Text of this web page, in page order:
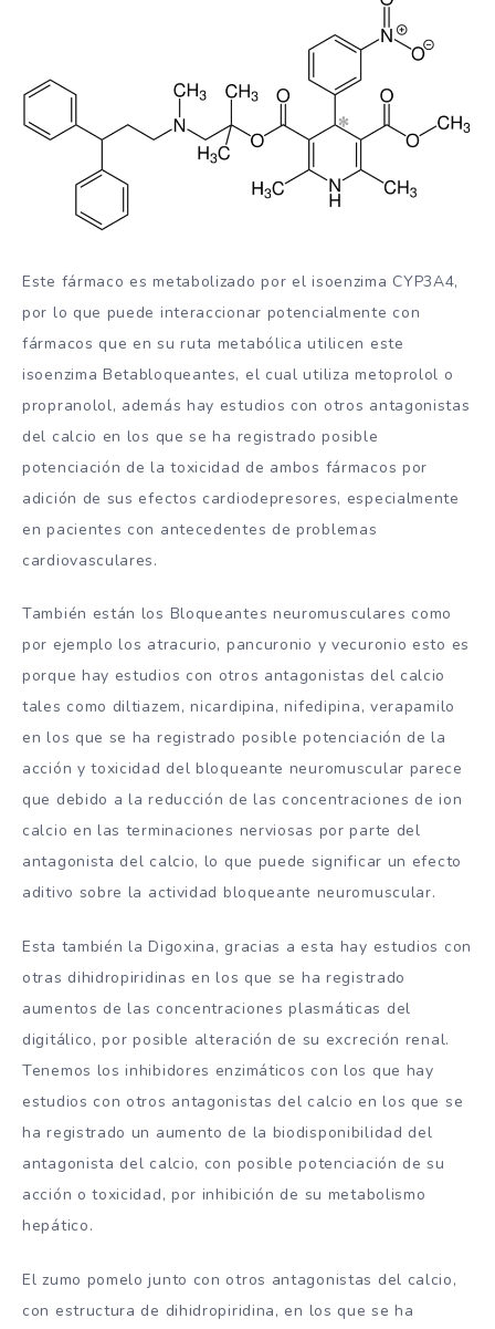
Este fármaco es metabolizado por el isoenzima CYP3A4,
por lo que puede interaccionar potencialmente con
fármacos que en su ruta metabólica utilicen este
isoenzima Betabloqueantes, el cual utiliza metoprolol o
propranolol, además hay estudios con otros antagonistas
del calcio en los que se ha registrado posible
potenciación de la toxicidad de ambos fármacos por
adición de sus efectos cardiodepresores, especialmente
en pacientes con antecedentes de problemas
cardiovasculares.
También están los Bloqueantes neuromusculares como
por ejemplo los atracurio, pancuronio y vecuronio esto es
porque hay estudios con otros antagonistas del calcio
tales como diltiazem, nicardipina, nifedipina, verapamilo
en los que se ha registrado posible potenciación de la
acción y toxicidad del bloqueante neuromuscular parece
que debido a la reducción de las concentraciones de ion
calcio en las terminaciones nerviosas por parte del
antagonista del calcio, lo que puede significar un efecto
aditivo sobre la actividad bloqueante neuromuscular.
Esta también la Digoxina, gracias a esta hay estudios con
otras dihidropiridinas en los que se ha registrado
aumentos de las concentraciones plasmáticas del
digitálico, por posible alteración de su excreción renal.
Tenemos los inhibidores enzimáticos con los que hay
estudios con otros antagonistas del calcio en los que se
ha registrado un aumento de la biodisponibilidad del
antagonista del calcio, con posible potenciación de su
acción o toxicidad, por inhibición de su metabolismo
hepático.
El zumo pomelo junto con otros antagonistas del calcio,
con estructura de dihidropiridina, en los que se ha